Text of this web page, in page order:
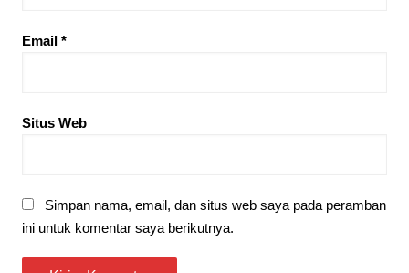
Email *
Situs Web
Simpan nama, email, dan situs web saya pada peramban
ini untuk komentar saya berikutnya.